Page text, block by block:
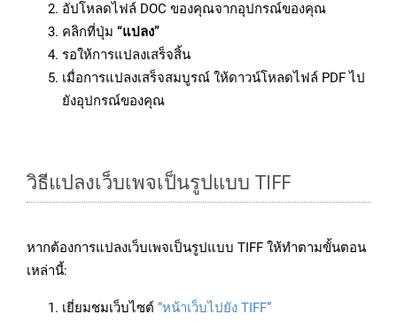
อัปโหลดไฟล์ DOC ของคุณจากอุปกรณ์ของคุณ
คลิกที่ปุ่ม “แปลง”
รอให้การแปลงเสร็จสิ้น
เมื่อการแปลงเสร็จสมบูรณ์ ให้ดาวน์โหลดไฟล์ PDF ไป
ยังอุปกรณ์ของคุณ
วิธีแปลงเว็บเพจเป็นรูปแบบ TIFF
หากต้องการแปลงเว็บเพจเป็นรูปแบบ TIFF ให้ทำตามขั้นตอน
เหล่านี้:
เยี่ยมชมเว็บไซต์ “หน้าเว็บไปยัง TIFF”